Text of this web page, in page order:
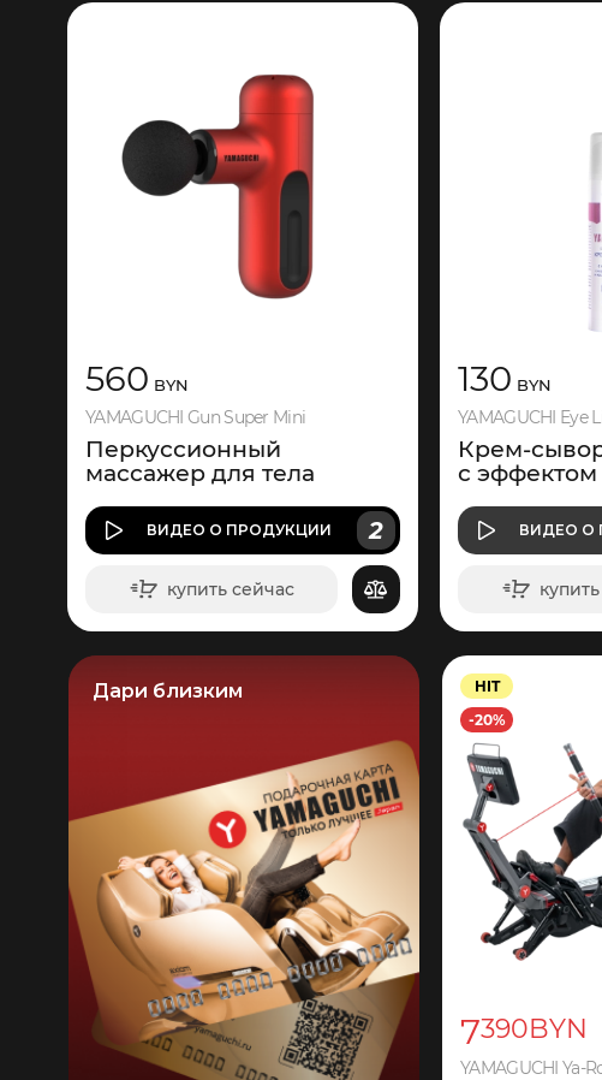
560 BYN
YAMAGUCHI Gun Super Mini
Перкуссионный
массажер для тела
ВИДЕО О ПРОДУКЦИИ 2
купить сейчас
в корзину
130 BYN
YAMAGUCHI Eye
Крем-
с эффектом
ВИДЕО О
в
Дари близким
HIT
-20%
7390BYN
YAMAGUCHI Ya-